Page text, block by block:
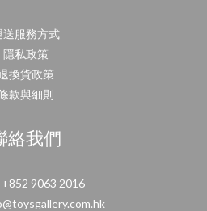
送服務方式
隱私政策
換貨政策
款與細則
絡我們
9063 2016